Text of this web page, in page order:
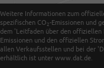
Weitere Informationen zum
spezifischen CO 2-Emissionen und
dem 'Leitfaden über den
Emissionen und den offiziellen
allen Verkaufsstellen und bei der
erhältlich ist unter www.dat.de.